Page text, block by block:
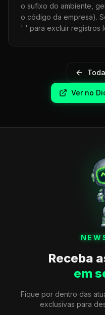
o sufixo do ambiente,
o código da empresa).
' ' para excluir registros
Ver no
Receba
em
Fique por dentro das
exclusivas para